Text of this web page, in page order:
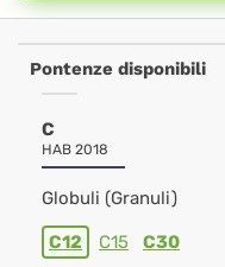
Pontenze disponibili
C
HAB 2018
Globuli (Granuli)
C12 C15 C30